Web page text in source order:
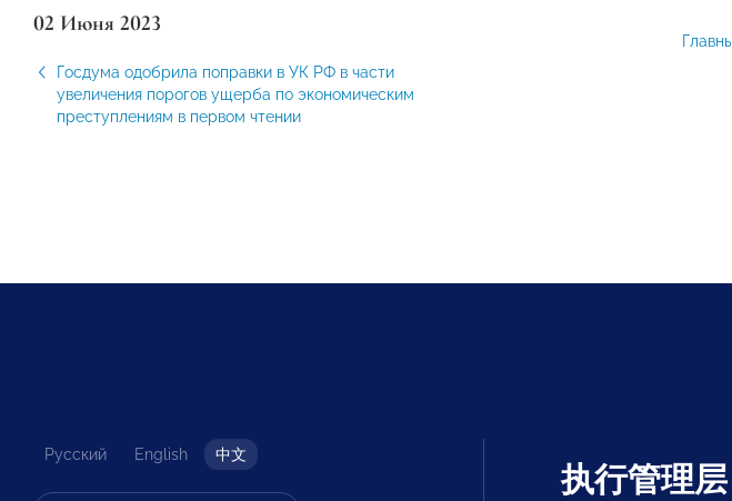
02 Июня 2023
Госдума одобрила поправки в УК РФ в части
увеличения порогов ущерба по экономическим
преступлениям в первом чтении
Русский English 中文
执行管理层